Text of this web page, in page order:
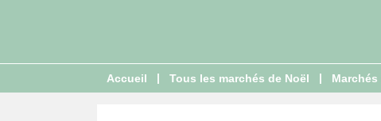
Accueil | Tous les marchés de Noël |